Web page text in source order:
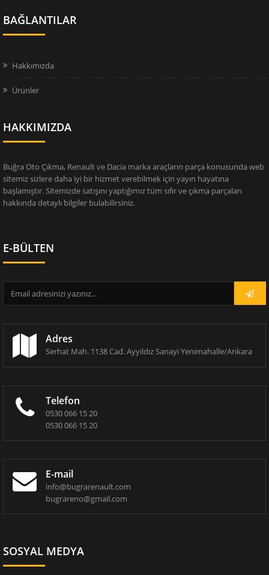
BAĞLANTILAR
Hakkımızda
Ürünler
HAKKIMIZDA
Buğra Oto Çıkma, Renault ve Dacia marka araçların parça konusunda web
sitemiz sizlere daha iyi bir hizmet verebilmek için yayın hayatına
başlamıştır. Sitemizde satışını yaptığımız tüm sıfır ve çıkma parçaları
hakkında detaylı bilgiler bulabilirsiniz.
E-BÜLTEN
Adres
Serhat Mah. 1138 Cad. Ayyıldız Sanayi Yenimahalle/Ankara
Telefon
0530 066 15 20
0530 066 15 20
E-mail
info@bugrarenault.com
bugrareno@gmail.com
SOSYAL MEDYA